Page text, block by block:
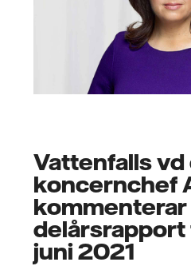
Vattenfalls vd
koncernchef
kommenterar
delårsrapport
juni 2021